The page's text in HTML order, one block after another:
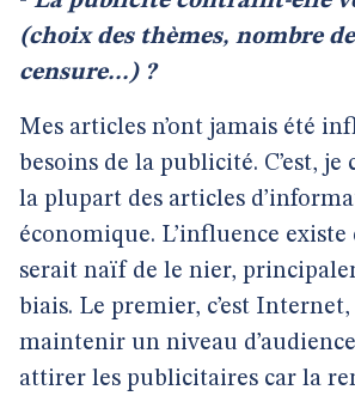
(choix des thèmes, nombre
censure...) ?
Mes articles n’ont jamais été
besoins de la publicité. C’est, je
la plupart des articles
économique. L’influence
serait naïf de le nier,
biais. Le premier, c’est
maintenir un niveau
attirer les publicitaires car la